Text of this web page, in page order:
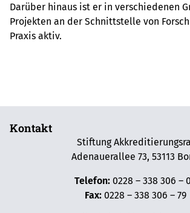
Darüber hinaus ist er in verschiedenen
Projekten an der Schnittstelle von
Praxis aktiv.
Kontakt
Stiftung
Adenauerallee 73, 53113
Telefon:0228 – 338 306 –
Fax: 0228 – 338 306 – 79